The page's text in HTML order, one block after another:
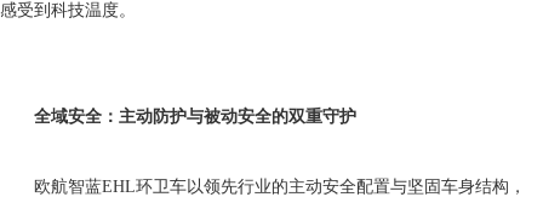
感受到科技温度。
全域安全：主动防护与被动安全的双重守护
欧航智蓝EHL环卫车以领先行业的主动安全配置与坚固车身结构，